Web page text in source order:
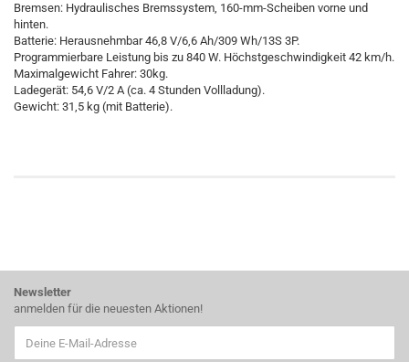
Bremsen: Hydraulisches Bremssystem, 160-mm-Scheiben vorne und
hinten.
Batterie: Herausnehmbar 46,8 V/6,6 Ah/309 Wh/13S 3P.
Programmierbare Leistung bis zu 840 W. Höchstgeschwindigkeit 42 km/h.
Maximalgewicht Fahrer: 30kg.
Ladegerät: 54,6 V/2 A (ca. 4 Stunden Vollladung).
Gewicht: 31,5 kg (mit Batterie).
Newsletter
anmelden für die neuesten Aktionen!